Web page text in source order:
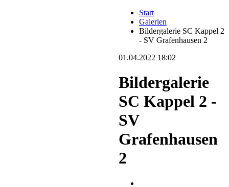
Start
Galerien
Bildergalerie SC Kappel 2
- SV Grafenhausen 2
01.04.2022 18:02
Bildergalerie
SC Kappel 2 -
SV
Grafenhausen
2